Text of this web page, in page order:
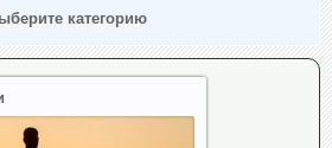
категорию